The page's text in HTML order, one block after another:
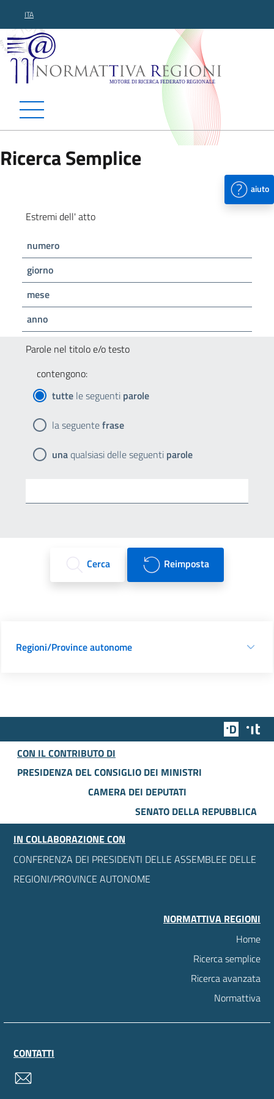
ITA
Normattiva Regioni -
Ricerca Semplice
aiuto
Estremi dell' atto
numero
giorno
mese
anno
Parole nel titolo e/o testo
contengono:
tutte le seguenti parole
la seguentefrase
unaqualsiasi delle seguenti parole
Cerca Reimposta
Regioni/Province autonome
Team
CON IL CONTRIBUTO DI
PRESIDENZA DEL CONSIGLIO DEI MINISTRI
CAMERA DEI DEPUTATI
SENATO DELLA REPUBBLICA
IN COLLABORAZIONE CON
CONFERENZA DEI PRESIDENTI DELLE ASSEMBLEE DELLE
REGIONI/PROVINCE AUTONOME
NORMATTIVA REGIONI
Home
Ricerca semplice
Ricerca avanzata
Normattiva
CONTATTI